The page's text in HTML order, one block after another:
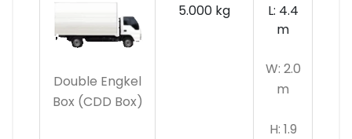
Double Engkel
Box (CDD Box)
5.000 kg
L: 4.4
m
W: 2.0
m
H: 1.9